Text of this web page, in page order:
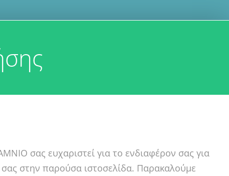
σας ευχαριστεί για το ενδιαφέρον σας για
σας στην παρούσα ιστοσελίδα. Παρακαλούμε